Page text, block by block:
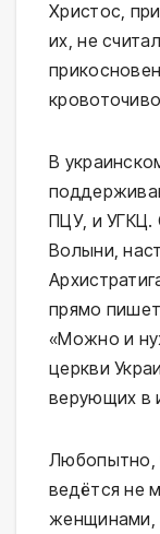
Христос,
их, не
В
ПЦУ, и УГКЦ.
Волыни,
прямо
«Можно и
церкви
верующих в
Любопытно,
ведётся не
женщинами,